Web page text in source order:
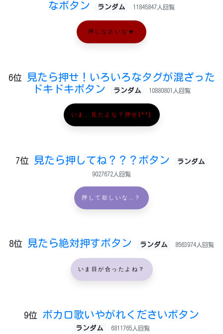
なボタン
ランダム 11845847人回覧
押しなさいな★
6位
見たら押せ！いろいろなタグが混ざった
ドキドキボタン
ランダム 10880801人回覧
いま、見たよな？押せ(^^)
7位 見たら押してね？？？ボタン ランダム
9027672人回覧
押して欲しいな…？
8位 見たら絶対押すボタン ランダム 8563974人回覧
いま目が合ったよね？
9位 ボカロ歌いやがれくださいボタン
ランダム 6811765人回覧